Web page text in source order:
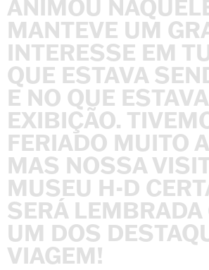
ANIMOU
MANTEVE UM
INTERESSE EM
QUE ESTAVA
E NO QUE ESTAVA
EXIBIÇÃO.
FERIADO MUITO
MAS NOSSA
MUSEU H-D
SERÁ LEMBRADA
UM DOS
VIAGEM!